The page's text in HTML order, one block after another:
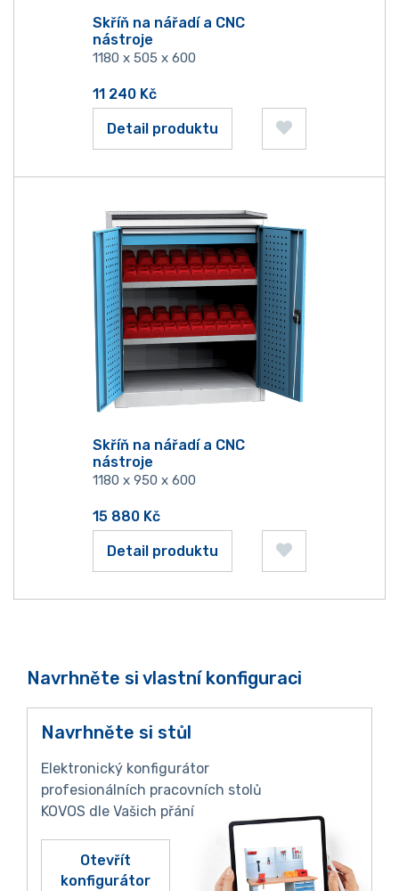
Skříň na nářadí a CNC
nástroje
1180 x 505 x 600
11 240 Kč
Detail produktu
Skříň na nářadí a CNC
nástroje
1180 x 950 x 600
15 880 Kč
Detail produktu
Navrhněte si vlastní konfiguraci
Navrhněte si stůl
Elektronický konfigurátor
profesionálních pracovních stolů
KOVOS dle Vašich přání
Otevřít
konfigurátor